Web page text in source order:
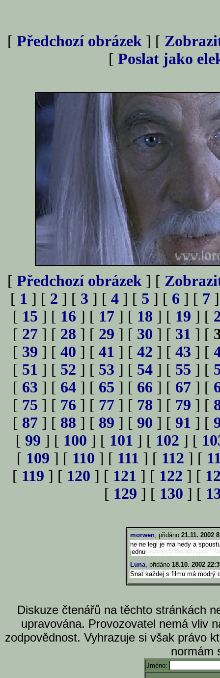
[ Předchozí obrázek ] [
[ Poslat jako
[ Předchozí obrázek ] [
[ 1 ] [ 2 ] [ 3 ] [ 4 ] [ 5 ] [ 6 ] [ 7
[ 15 ] [ 16 ] [ 17 ] [ 18 ] [ 19 ] [
[ 27 ] [ 28 ] [ 29 ] [ 30 ] [ 31 ] [
[ 39 ] [ 40 ] [ 41 ] [ 42 ] [ 43 ] [
[ 51 ] [ 52 ] [ 53 ] [ 54 ] [ 55 ] [
[ 63 ] [ 64 ] [ 65 ] [ 66 ] [ 67 ] [
[ 75 ] [ 76 ] [ 77 ] [ 78 ] [ 79 ] [
[ 87 ] [ 88 ] [ 89 ] [ 90 ] [ 91 ] [
[ 99 ] [ 100 ] [ 101 ] [ 102 ] [
[ 109 ] [ 110 ] [ 111 ] [ 112 ] [
[ 119 ] [ 120 ] [ 121 ] [ 122 ] [
[ 129 ] [ 130 ] [
morwen, přidáno 21.11. 2002
ne ne legi je ma hedy a
jednu
Luna, přidáno 18.10. 2002
Snat každej s filmu má modrý
Diskuze čtenářů na těchto stránkách
upravována. Provozovatel nemá vliv
zodpovědnost. Vyhrazuje si však právo
normám
Jméno: